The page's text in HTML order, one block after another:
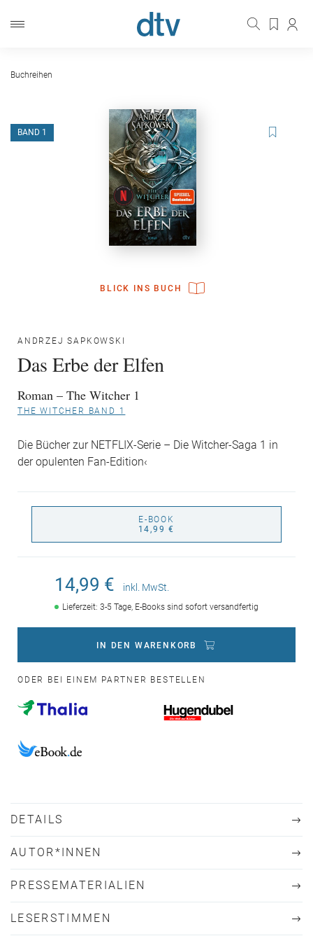
Buchreihen
BLICK INS BUCH
BAND 1
ANDRZEJ SAPKOWSKI
Das Erbe der Elfen
Roman – The Witcher 1
THE WITCHER BAND 1
Die Bücher zur NETFLIX-Serie – Die Witcher-Saga 1 in
der opulenten Fan-Edition‹
E-BOOK
14,99 €
14,99 € inkl. MwSt.
Lieferzeit: 3-5 Tage, E-Books sind sofort versandfertig
IN DEN WARENKORB
ODER BEI EINEM PARTNER BESTELLEN
DETAILS
AUTOR*INNEN
PRESSEMATERIALIEN
LESERSTIMMEN